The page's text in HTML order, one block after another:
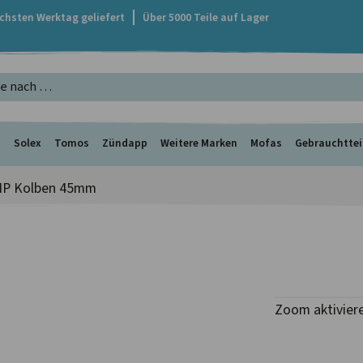
Werktag geliefert Über 5000 Teile auf Lager
Solex Tomos Zündapp Weitere Marken Mofas
Kolben 45mm
Zoom